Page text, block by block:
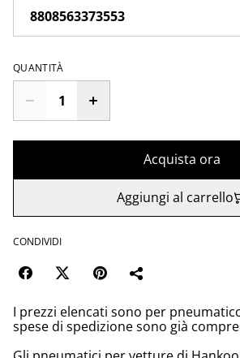
QUANTITÀ
Acquista ora
Aggiungi al carrello
CONDIVIDI
I prezzi elencati sono per
spese di spedizione sono già